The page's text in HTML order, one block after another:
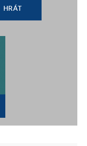
HRÁT